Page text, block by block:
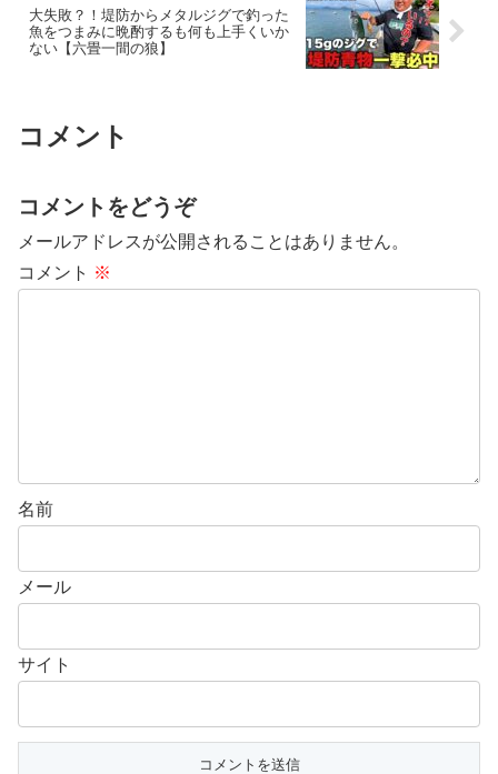
大失敗？！堤防からメタルジグで釣った
魚をつまみに晩酌するも何も上手くいか
ない【六畳一間の狼】
コメント
コメントをどうぞ
メールアドレスが公開されることはありません。
コメント ※
名前
メール
サイト